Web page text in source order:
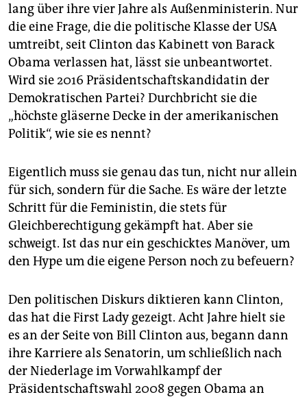
lang über ihre vier Jahre als Außenministerin. Nur
die eine Frage, die die politische Klasse der USA
umtreibt, seit Clinton das Kabinett von Barack
Obama verlassen hat, lässt sie unbeantwortet.
Wird sie 2016 Präsidentschaftskandidatin der
Demokratischen Partei? Durchbricht sie die
„höchste gläserne Decke in der amerikanischen
Politik“, wie sie es nennt?
Eigentlich muss sie genau das tun, nicht nur allein
für sich, sondern für die Sache. Es wäre der letzte
Schritt für die Feministin, die stets für
Gleichberechtigung gekämpft hat. Aber sie
schweigt. Ist das nur ein geschicktes Manöver, um
den Hype um die eigene Person noch zu befeuern?
Den politischen Diskurs diktieren kann Clinton,
das hat die First Lady gezeigt. Acht Jahre hielt sie
es an der Seite von Bill Clinton aus, begann dann
ihre Karriere als Senatorin, um schließlich nach
der Niederlage im Vorwahlkampf der
Präsidentschaftswahl 2008 gegen Obama an